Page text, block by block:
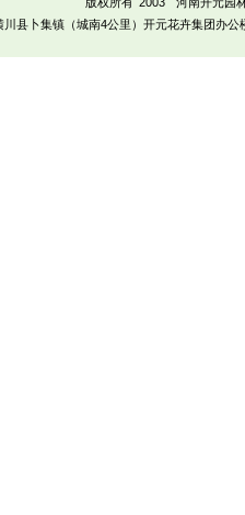
川县卜集镇（城南4公里）开元花卉集团办公